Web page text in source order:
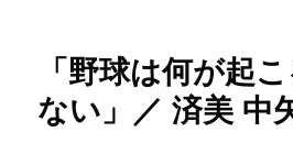
「野球は何が起
ない」／ 済美 中